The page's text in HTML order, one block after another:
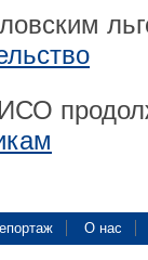
О нас